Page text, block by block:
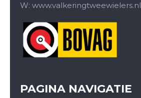
W: www.valkeringtweewielers.nl
PAGINA NAVIGATIE